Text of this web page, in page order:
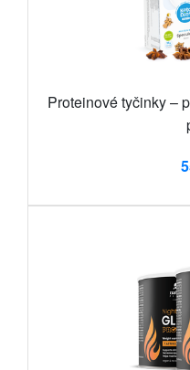
Proteinové tyčinky –